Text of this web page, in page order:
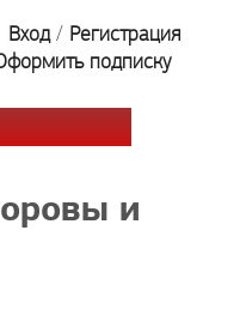
Вход/ Регистрация
подписку
и